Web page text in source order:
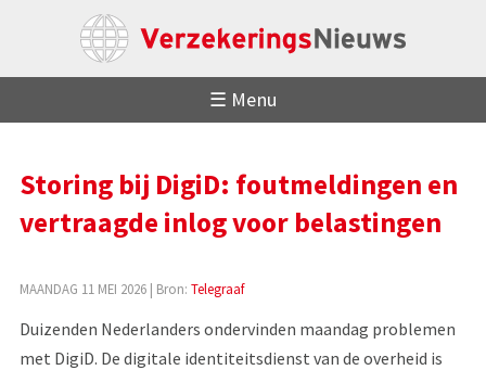
☰ Menu
Storing bij DigiD: foutmeldingen en
vertraagde inlog voor belastingen
MAANDAG 11 MEI 2026| Bron: Telegraaf
Duizenden Nederlanders ondervinden maandag problemen
met DigiD. De digitale identiteitsdienst van de overheid is